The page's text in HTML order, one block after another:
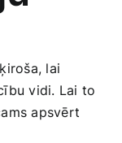
lai
vidi. Lai ⁣to
apsvērt